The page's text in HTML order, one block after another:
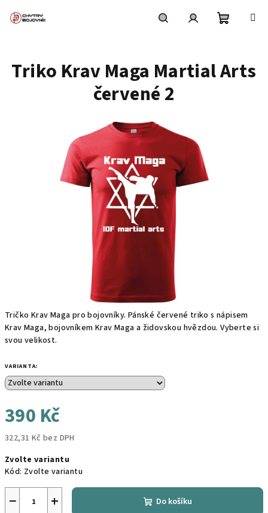
košík
Tričko Krav Maga pro bojovníky. Pánské červené triko s nápisem
Krav Maga, bojovníkem Krav Maga a židovskou hvězdou. Vyberte si
svou velikost.
VARIANTA:
390 Kč
322,31 Kč bez DPH
cena:
Zvolte variantu
Kód: Zvolte variantu
+
− Do košíku
Triko Krav Maga Martial Arts
červené 2